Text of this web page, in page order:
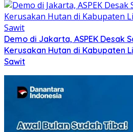
Demo di Jakarta, ASPEK Desak
Kerusakan Hutan di Kabupaten
Sawit